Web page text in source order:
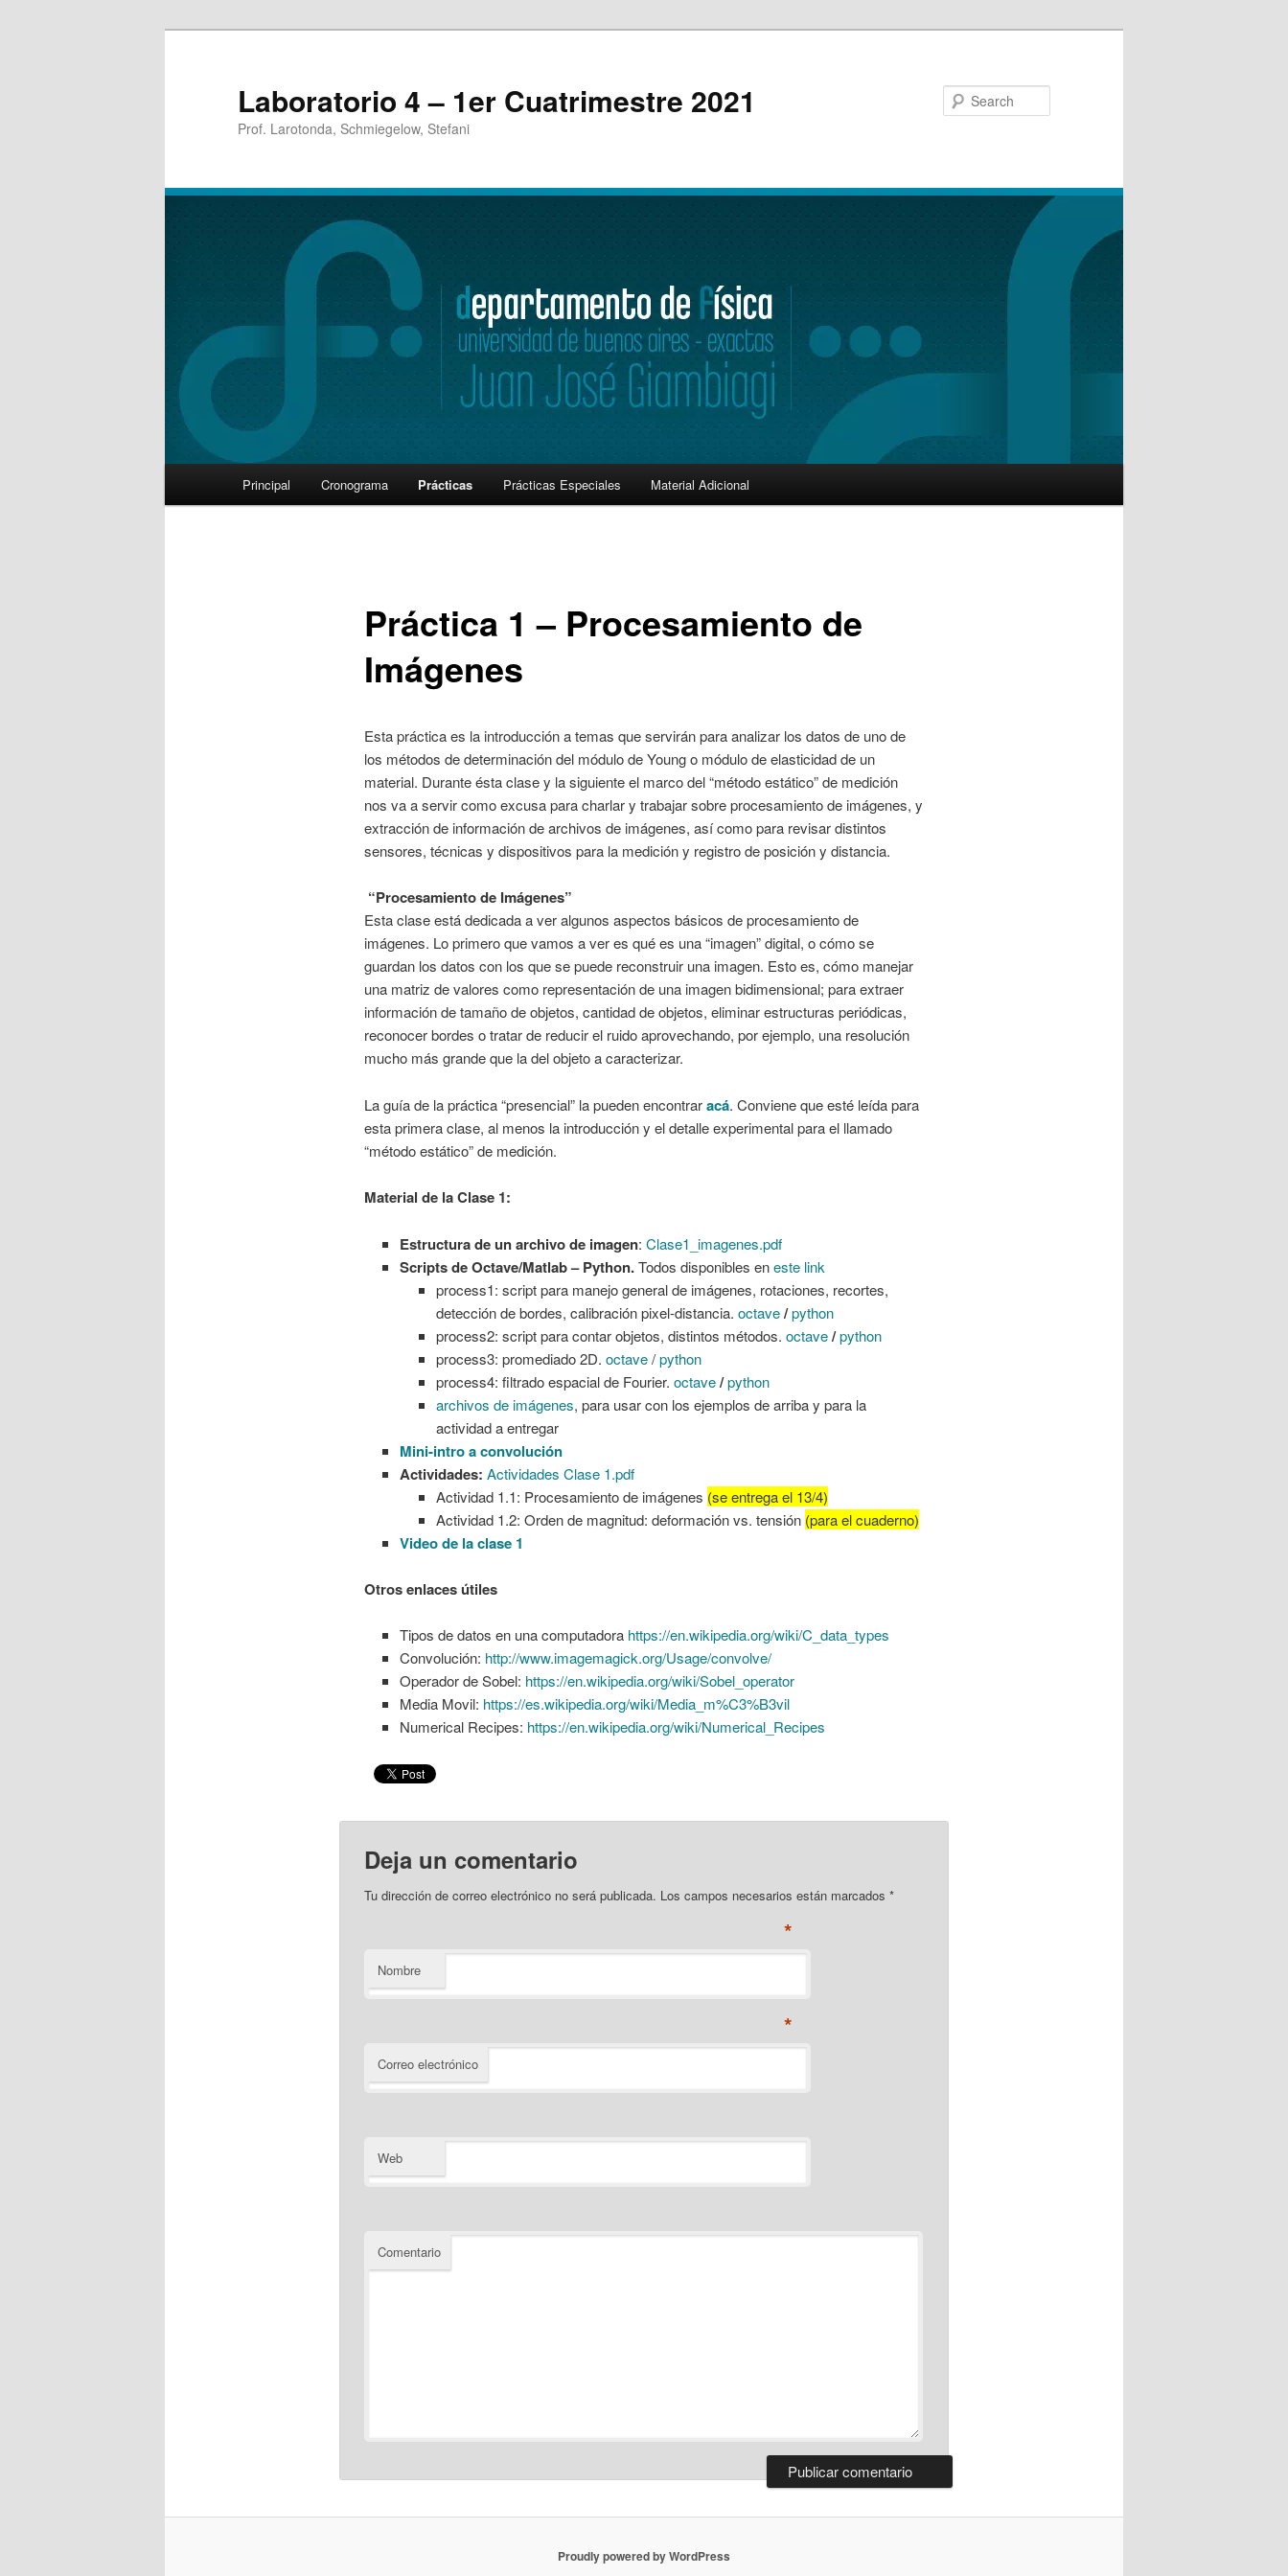
Laboratorio 4 – 1er Cuatrimestre 2021
Prof. Larotonda, Schmiegelow, Stefani
Skip
Principal Cronograma Prácticas Prácticas Especiales Material Adicional
Práctica 1 – Procesamiento de
Imágenes
Esta práctica es la introducción a temas que servirán para analizar los datos de uno de
los métodos de determinación del módulo de Young o módulo de elasticidad de un
material. Durante ésta clase y la siguiente el marco del “método estático” de medición
nos va a servir como excusa para charlar y trabajar sobre procesamiento de imágenes, y
extracción de información de archivos de imágenes, así como para revisar distintos
sensores, técnicas y dispositivos para la medición y registro de posición y distancia.
“Procesamiento de Imágenes”
Esta clase está dedicada a ver algunos aspectos básicos de procesamiento de
imágenes. Lo primero que vamos a ver es qué es una “imagen” digital, o cómo se
guardan los datos con los que se puede reconstruir una imagen. Esto es, cómo manejar
una matriz de valores como representación de una imagen bidimensional; para extraer
información de tamaño de objetos, cantidad de objetos, eliminar estructuras periódicas,
reconocer bordes o tratar de reducir el ruido aprovechando, por ejemplo, una resolución
mucho más grande que la del objeto a caracterizar.
La guía de la práctica “presencial” la pueden encontraracá. Conviene que esté leída para
esta primera clase, al menos la introducción y el detalle experimental para el llamado
“método estático” de medición.
Material de la Clase 1:
Estructura de un archivo de imagen:Clase1_imagenes.pdf
Scripts de Octave/Matlab – Python.Todos disponibles eneste link
process1: script para manejo general de imágenes, rotaciones, recortes,
detección de bordes, calibración pixel-distancia. octave/python
process2: script para contar objetos, distintos métodos. octave/python
process3: promediado 2D. octave/python
process4: filtrado espacial de Fourier. octave/python
archivos de imágenes, para usar con los ejemplos de arriba y para la
actividad a entregar
Mini-intro a convolución
Actividades:Actividades Clase 1.pdf
Actividad 1.1: Procesamiento de imágenes (se entrega el 13/4)
Actividad 1.2: Orden de magnitud: deformación vs. tensión (para el cuaderno)
Video de la clase 1
Otros enlaces útiles
Tipos de datos en una computadora https://en.wikipedia.org/wiki/C_data_types
Convolución: http://www.imagemagick.org/Usage/convolve/
Operador de Sobel: https://en.wikipedia.org/wiki/Sobel_operator
Media Movil: https://es.wikipedia.org/wiki/Media_m%C3%B3vil
Numerical Recipes: https://en.wikipedia.org/wiki/Numerical_Recipes
Deja un comentario
Tu dirección de correo electrónico no será publicada. Los campos necesarios están marcados *
Nombre
*
Correo electrónico
*
Web
Comentario
Proudly powered by WordPress